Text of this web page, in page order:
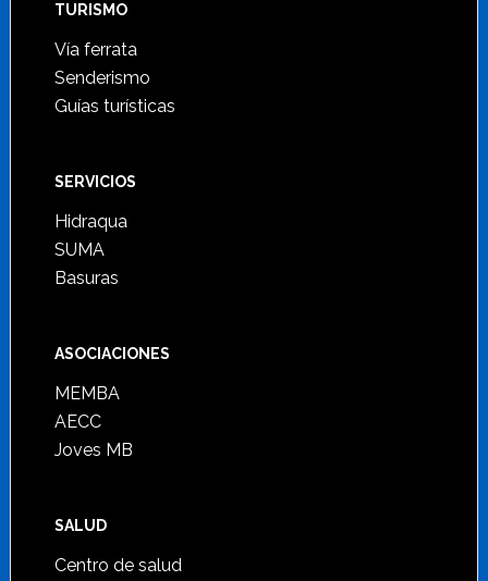
TURISMO
Vía ferrata
Senderismo
Guías turísticas
SERVICIOS
Hidraqua
SUMA
Basuras
ASOCIACIONES
MEMBA
AECC
Joves MB
SALUD
Centro de salud